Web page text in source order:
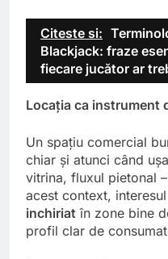
Citeste si:
Blackjack: fraze
fiecare jucător ar
Locația ca instrument
Un spațiu comercial
chiar și atunci când
vitrina, fluxul pietonal
acest context,
inchiriat în zone bine
profil clar de